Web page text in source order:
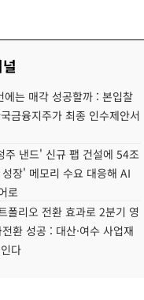
는 매각 성공할까 : 본입찰
금융지주가 최종 인수제안서
주 낸드' 신규 팹 건설에 54조
장' 메모리 수요 대응해 AI
로
폴리오 전환 효과로 2분기 영
환 성공 : 대산·여수 사업재
다